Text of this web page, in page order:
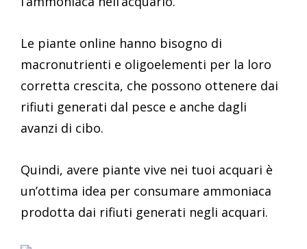
Le piante online hanno bisogno di
macronutrienti e oligoelementi per la loro
corretta crescita, che possono ottenere dai
rifiuti generati dal pesce e anche dagli
avanzi di cibo.
Quindi, avere piante vive nei tuoi acquari è
un’ottima idea per consumare ammoniaca
prodotta dai rifiuti generati negli acquari.